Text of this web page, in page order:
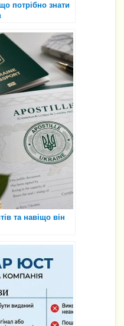
потрібно знати
та навіщо він